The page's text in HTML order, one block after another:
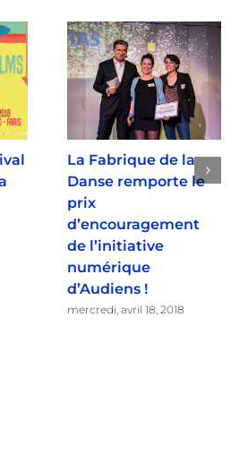
La Fabrique de la
Danse remporte le
prix
d’encouragement
de l’initiative
numérique
d’Audiens !
mercredi, avril 18, 2018